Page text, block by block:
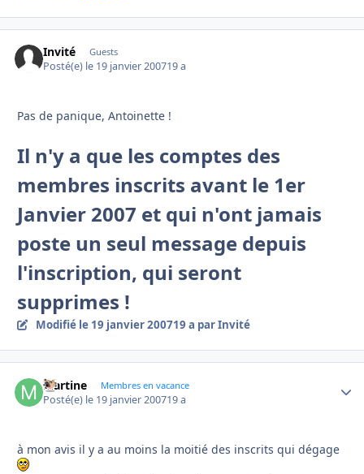
Invité Guests
Posté(e) le 19 janvier 200719 a
Pas de panique, Antoinette !
Il n'y a que les comptes des
membres inscrits avant le 1er
Janvier 2007 et qui n'ont jamais
poste un seul message depuis
l'inscription, qui seront
supprimes !
Modifié le 19 janvier 200719 a par Invité
Martine Membres en vacance
Posté(e) le 19 janvier 200719 a
à mon avis il y a au moins la moitié des inscrits qui dégage